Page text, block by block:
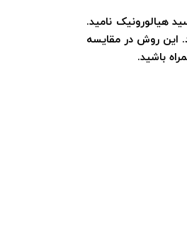
هیالورونیک نامید.
این روش در مقایسه
باشید.